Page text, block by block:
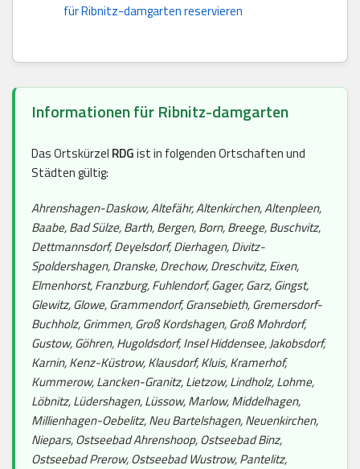
für Ribnitz-damgarten reservieren
Informationen für Ribnitz-damgarten
Das Ortskürzel RDGist in folgenden Ortschaften und
Städten gültig:
Ahrenshagen-Daskow, Altefähr, Altenkirchen, Altenpleen,
Baabe, Bad Sülze, Barth, Bergen, Born, Breege, Buschvitz,
Dettmannsdorf, Deyelsdorf, Dierhagen, Divitz-
Spoldershagen, Dranske, Drechow, Dreschvitz, Eixen,
Elmenhorst, Franzburg, Fuhlendorf, Gager, Garz, Gingst,
Glewitz, Glowe, Grammendorf, Gransebieth, Gremersdorf-
Buchholz, Grimmen, Groß Kordshagen, Groß Mohrdorf,
Gustow, Göhren, Hugoldsdorf, Insel Hiddensee, Jakobsdorf,
Karnin, Kenz-Küstrow, Klausdorf, Kluis, Kramerhof,
Kummerow, Lancken-Granitz, Lietzow, Lindholz, Lohme,
Löbnitz, Lüdershagen, Lüssow, Marlow, Middelhagen,
Millienhagen-Oebelitz, Neu Bartelshagen, Neuenkirchen,
Niepars, Ostseebad Ahrenshoop, Ostseebad Binz,
Ostseebad Prerow, Ostseebad Wustrow, Pantelitz,